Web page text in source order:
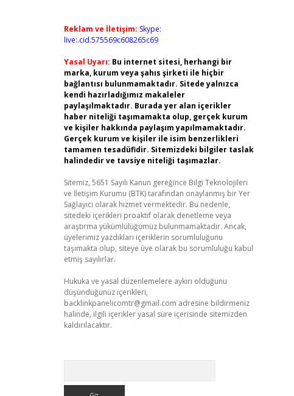
Reklam ve İletişim: Skype:
live:.cid.575569c608265c69
Yasal Uyarı: Bu internet sitesi, herhangi bir
marka, kurum veya şahıs şirketi ile hiçbir
bağlantısı bulunmamaktadır. Sitede yalnızca
kendi hazırladığımız makaleler
paylaşılmaktadır. Burada yer alan içerikler
haber niteliği taşımamakta olup, gerçek kurum
ve kişiler hakkında paylaşım yapılmamaktadır.
Gerçek kurum ve kişiler ile isim benzerlikleri
tamamen tesadüfidir. Sitemizdeki bilgiler taslak
halindedir ve tavsiye niteliği taşımazlar.
Sitemiz, 5651 Sayılı Kanun gereğince Bilgi Teknolojileri
ve İletişim Kurumu (BTK) tarafından onaylanmış bir Yer
Sağlayıcı olarak hizmet vermektedir. Bu nedenle,
sitedeki içerikleri proaktif olarak denetleme veya
araştırma yükümlülüğümüz bulunmamaktadır. Ancak,
üyelerimiz yazdıkları içeriklerin sorumluluğunu
taşımakta olup, siteye üye olarak bu sorumluluğu kabul
etmiş sayılırlar.
Hukuka ve yasal düzenlemelere aykırı olduğunu
düşündüğünüz içerikleri,
backlinkpanelicomtr@gmail.com adresine bildirmeniz
halinde, ilgili içerikler yasal süre içerisinde sitemizden
kaldırılacaktır.